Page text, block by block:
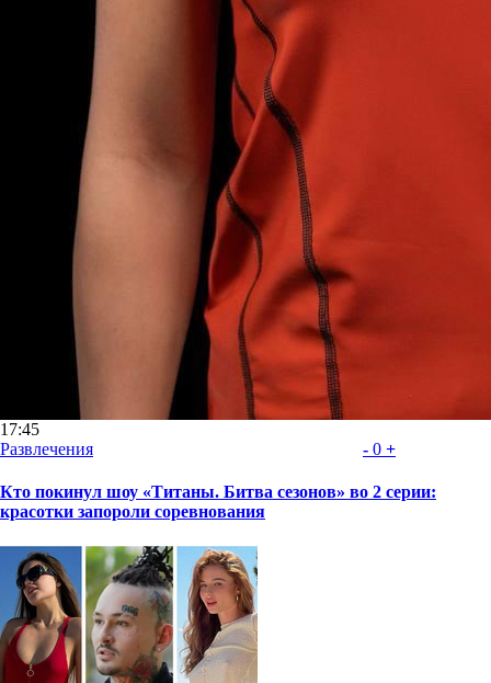
17:45
Развлечения
- 0 +
Кто покинул шоу «Титаны. Битва сезонов» во 2 серии:
красотки запороли соревнования